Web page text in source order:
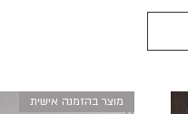
מוצר בהזמנה אישית